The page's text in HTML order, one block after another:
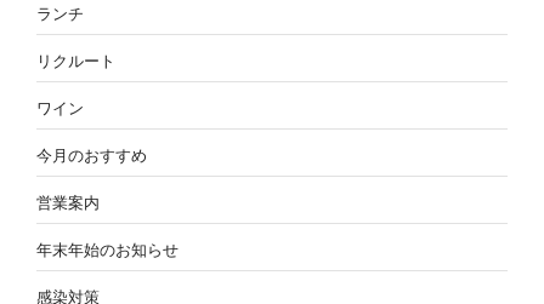
ランチ
リクルート
ワイン
今月のおすすめ
営業案内
年末年始のお知らせ
感染対策